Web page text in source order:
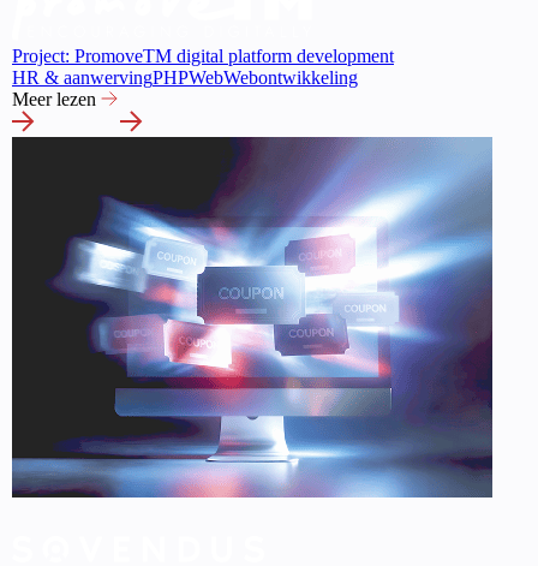
Project: PromoveTM digital platform development
HR & aanwervingPHPWebWebontwikkeling
Meer lezen